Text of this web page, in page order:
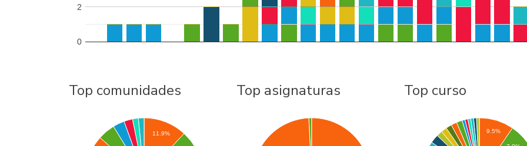
0
2
Top comunidades
11.9%
Top asignaturas Top curso
9.5%